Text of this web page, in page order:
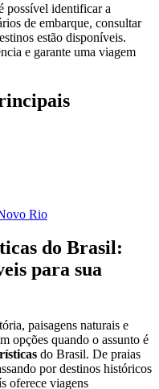
possível identificar a
de embarque, consultar
estão disponíveis.
e garante uma viagem
Rio
do Brasil:
para sua
paisagens naturais e
opções quando o assunto é
do Brasil. De praias
por destinos históricos
oferece viagens